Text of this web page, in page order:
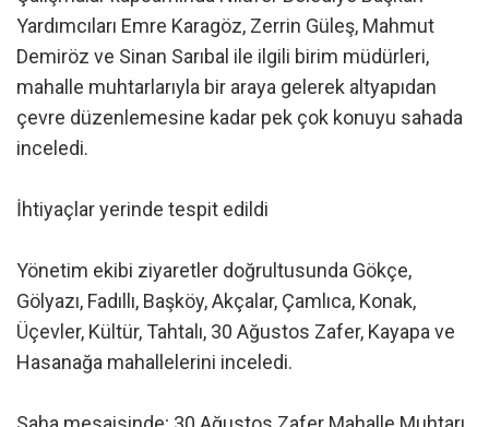
Yardımcıları Emre Karagöz, Zerrin Güleş, Mahmut
Demiröz ve Sinan Sarıbal ile ilgili birim müdürleri,
mahalle muhtarlarıyla bir araya gelerek altyapıdan
çevre düzenlemesine kadar pek çok konuyu sahada
inceledi.
İhtiyaçlar yerinde tespit edildi
Yönetim ekibi ziyaretler doğrultusunda Gökçe,
Gölyazı, Fadıllı, Başköy, Akçalar, Çamlıca, Konak,
Üçevler, Kültür, Tahtalı, 30 Ağustos Zafer, Kayapa ve
Hasanağa mahallelerini inceledi.